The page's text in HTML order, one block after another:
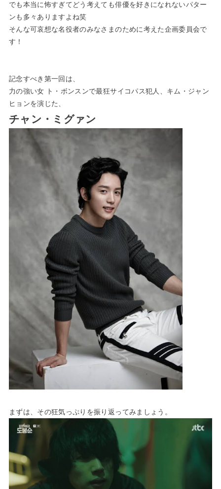
でも本当に怖すぎてどう考えても俳優を好きになれないパター
ンも多々ありますよね笑
そんな可哀想な名役者のみなさまのために考えた企画委員会で
す！
記念すべき第一回は、
力の強い女 ト・ボンスンで最狂サイコパス犯人、キム・ジャン
ヒョンを演じた、
チャン・ミグァン
まずは、その狂気っぷりを振り返ってみましょう。